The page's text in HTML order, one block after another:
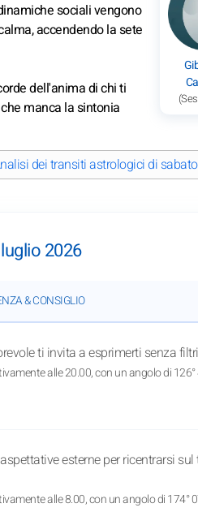
sociali vengono
accendendo la sete
dell'anima di chi ti
manca la sintonia
dei transiti astrologici di sabato
2026
& CONSIGLIO
ti invita a esprimerti senza
alle 20.00, con un angolo di 126°
esterne per ricentrarsi sul
alle 8.00, con un angolo di 174°